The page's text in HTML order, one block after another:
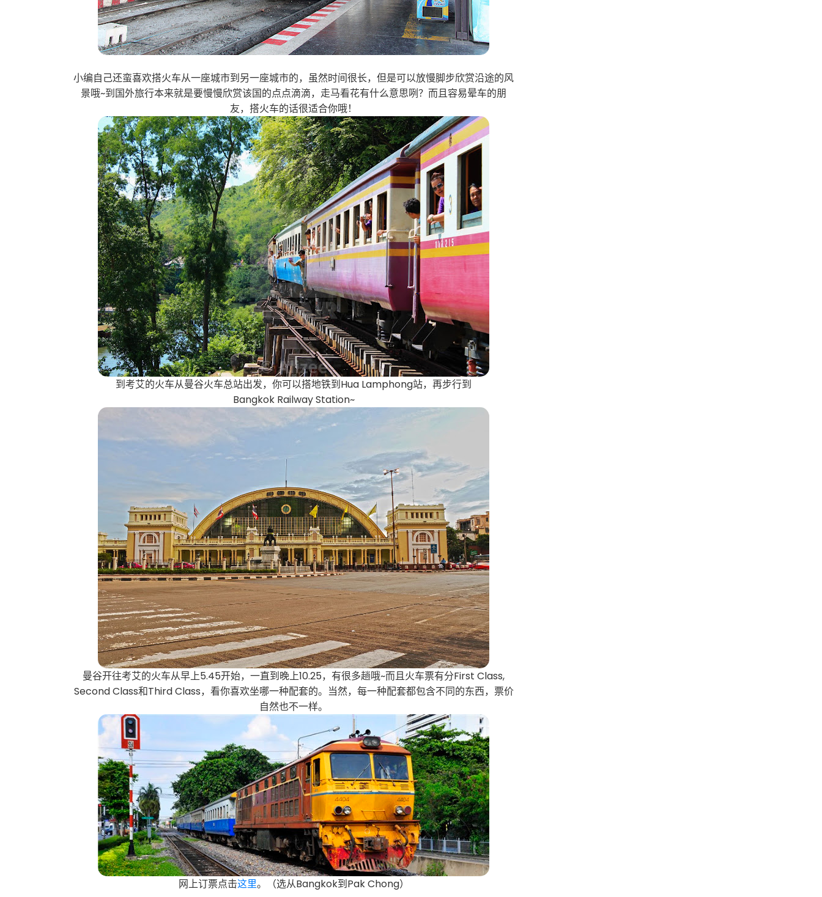
小编自己还蛮喜欢搭火车从一座城市到另一座城市的，虽然时间很长，但是可以放慢脚步欣赏沿途的风
景哦~到国外旅行本来就是要慢慢欣赏该国的点点滴滴，走马看花有什么意思咧？而且容易晕车的朋
友，搭火车的话很适合你哦！
到考艾的火车从曼谷火车总站出发，你可以搭地铁到Hua Lamphong站，再步行到
Bangkok Railway Station~
曼谷开往考艾的火车从早上5.45开始，一直到晚上10.25，有很多趟哦~而且火车票有分First Class,
Second Class和Third Class，看你喜欢坐哪一种配套的。当然，每一种配套都包含不同的东西，票价
自然也不一样。
网上订票点击这里。（选从Bangkok到Pak Chong）